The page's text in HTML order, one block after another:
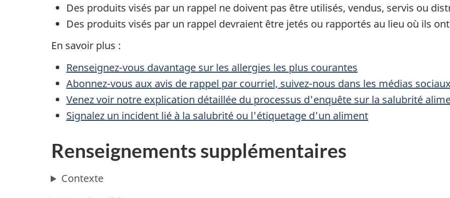
Des produits visés par un rappel ne doivent pas être utilisés, vendus, servis ou
Des produits visés par un rappel devraient être jetés ou rapportés au lieu où ils
En savoir plus :
Renseignez-vous davantage sur les allergies les plus courantes
Abonnez-vous aux avis de rappel par courriel, suivez-nous dans les médias
Venez voir notre explication détaillée du processus d'enquête sur la salubrité
Signalez un incident lié à la salubrité ou l'étiquetage d'un aliment
Renseignements supplémentaires
Contexte